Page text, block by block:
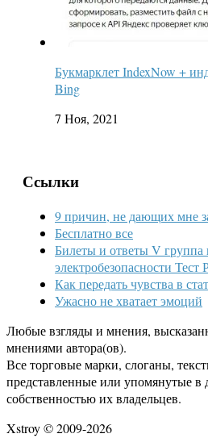
Букмарклет IndexNow +
Bing
7 Ноя, 2021
Ссылки
9 причин, не дающих мне
Бесплатно все
Билеты и ответы V группа
электробезопасности Тест
Как передать чувства в
Ужасно не хватает эмоций
Любые взгляды и мнения,
мнениями автора(ов).
Все торговые марки, слоганы,
представленные или упомянутые в
собственностью их владельцев.
Xstroy © 2009-2026